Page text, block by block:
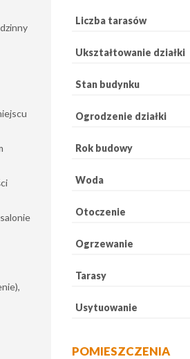
Liczba tarasów
Ukształtowanie działki
Stan budynku
Ogrodzenie działki
Rok budowy
Woda
Otoczenie
Ogrzewanie
Tarasy
Usytuowanie
POMIESZCZENIA